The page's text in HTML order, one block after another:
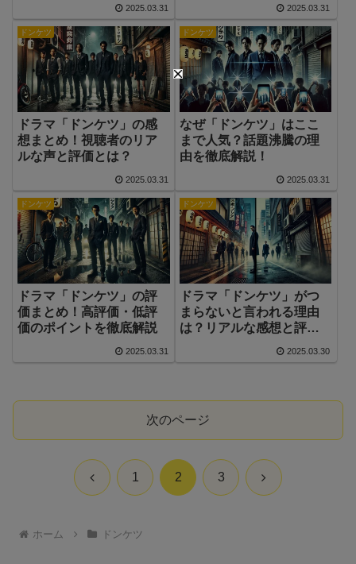
2025.03.31 2025.03.31
ドンケツ
ドラマ「ドンケツ」の感
想まとめ！視聴者のリア
ルな声と評価とは？
2025.03.31
ドンケツ
なぜ「ドンケツ」はここ
まで人気？話題沸騰の理
由を徹底解説！
2025.03.31
ドンケツ
ドラマ「ドンケツ」の評
価まとめ！高評価・低評
価のポイントを徹底解説
2025.03.31
ドンケツ
ドラマ「ドンケツ」がつ
まらないと言われる理由
は？リアルな感想と評判
2025.03.30
次のページ
前 1 2 3 次
ホーム ドンケツ